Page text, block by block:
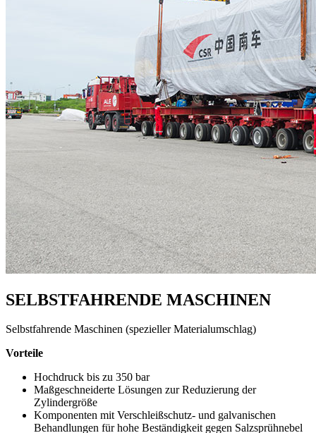
SELBSTFAHRENDE MASCHINEN
Selbstfahrende Maschinen (spezieller Materialumschlag)
Vorteile
Hochdruck bis zu 350 bar
Maßgeschneiderte Lösungen zur Reduzierung der
Zylindergröße
Komponenten mit Verschleißschutz- und galvanischen
Behandlungen für hohe Beständigkeit gegen Salzsprühnebel